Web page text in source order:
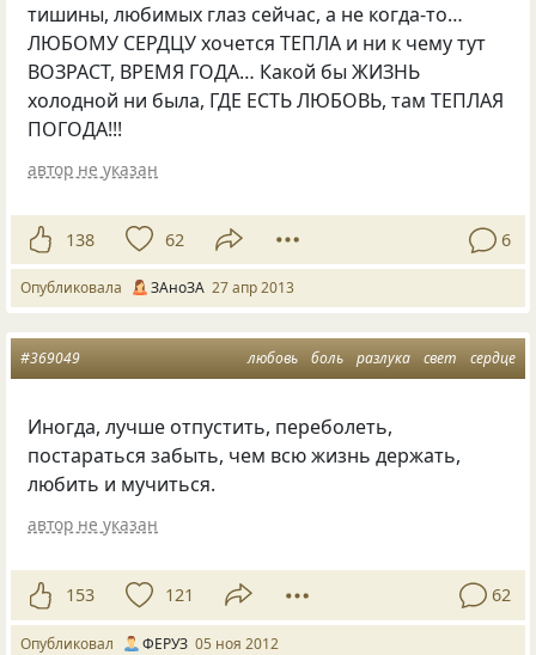
тишины, любимых глаз сейчас, а не когда-то…
ЛЮБОМУ СЕРДЦУ хочется ТЕПЛА и ни к чему тут
ВОЗРАСТ, ВРЕМЯ ГОДА… Какой бы ЖИЗНЬ
холодной ни была, ГДЕ ЕСТЬ ЛЮБОВЬ, там ТЕПЛАЯ
ПОГОДА!!!
автор не указан
138 62 6
Опубликовала ЗАноЗА 27 апр 2013
любовь боль разлука свет сердце
#369049
Иногда, лучше отпустить, переболеть,
постараться забыть, чем всю жизнь держать,
любить и мучиться.
автор не указан
153 121 62
Опубликовал ФЕРУЗ 05 ноя 2012